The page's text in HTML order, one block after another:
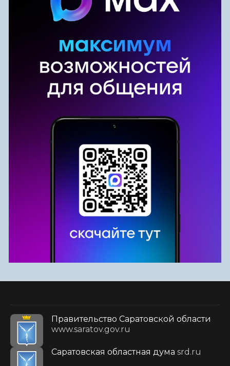
Правительство Саратовской области
www.saratov.gov.ru
Саратовская областная дума srd.ru